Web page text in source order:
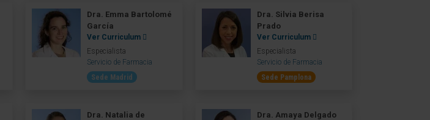
Dra. Emma Bartolomé
García
Ver Curriculum
Especialista
Servicio de Farmacia
Sede Madrid
Dra. Silvia Berisa
Prado
Ver Curriculum
Especialista
Servicio de Farmacia
Sede Pamplona
Dra. Natalia de
Dra. Amaya Delgado